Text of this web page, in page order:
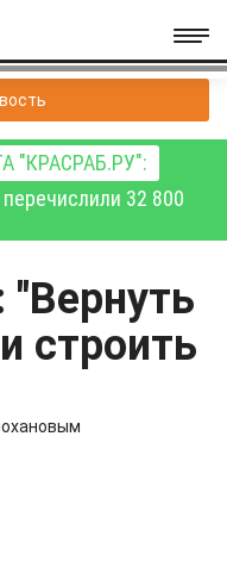
"КРАСРАБ.РУ":
32 800
строить